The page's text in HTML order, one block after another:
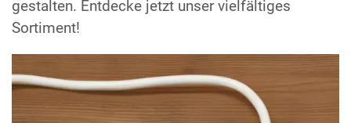
gestalten. Entdecke jetzt unser vielfältiges
Sortiment!